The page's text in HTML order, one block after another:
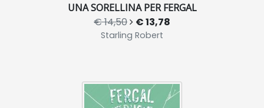
UNA SORELLINA PER FERGAL
€ 14,50 € 13,78
Starling Robert